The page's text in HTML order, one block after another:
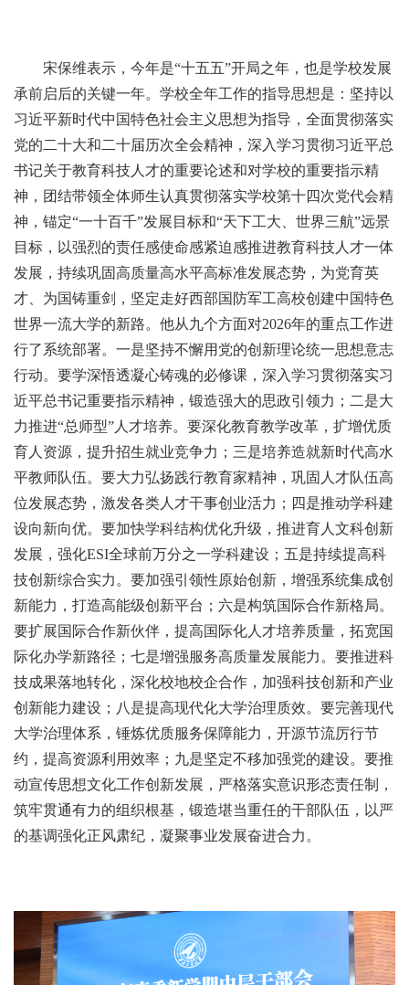
宋保维表示，今年是“十五五”开局之年，也是学校发展
承前启后的关键一年。学校全年工作的指导思想是：坚持以
习近平新时代中国特色社会主义思想为指导，全面贯彻落实
党的二十大和二十届历次全会精神，深入学习贯彻习近平总
书记关于教育科技人才的重要论述和对学校的重要指示精
神，团结带领全体师生认真贯彻落实学校第十四次党代会精
神，锚定“一十百千”发展目标和“天下工大、世界三航”远景
目标，以强烈的责任感使命感紧迫感推进教育科技人才一体
发展，持续巩固高质量高水平高标准发展态势，为党育英
才、为国铸重剑，坚定走好西部国防军工高校创建中国特色
世界一流大学的新路。他从九个方面对2026年的重点工作进
行了系统部署。一是坚持不懈用党的创新理论统一思想意志
行动。要学深悟透凝心铸魂的必修课，深入学习贯彻落实习
近平总书记重要指示精神，锻造强大的思政引领力；二是大
力推进“总师型”人才培养。要深化教育教学改革，扩增优质
育人资源，提升招生就业竞争力；三是培养造就新时代高水
平教师队伍。要大力弘扬践行教育家精神，巩固人才队伍高
位发展态势，激发各类人才干事创业活力；四是推动学科建
设向新向优。要加快学科结构优化升级，推进育人文科创新
发展，强化ESI全球前万分之一学科建设；五是持续提高科
技创新综合实力。要加强引领性原始创新，增强系统集成创
新能力，打造高能级创新平台；六是构筑国际合作新格局。
要扩展国际合作新伙伴，提高国际化人才培养质量，拓宽国
际化办学新路径；七是增强服务高质量发展能力。要推进科
技成果落地转化，深化校地校企合作，加强科技创新和产业
创新能力建设；八是提高现代化大学治理质效。要完善现代
大学治理体系，锤炼优质服务保障能力，开源节流厉行节
约，提高资源利用效率；九是坚定不移加强党的建设。要推
动宣传思想文化工作创新发展，严格落实意识形态责任制，
筑牢贯通有力的组织根基，锻造堪当重任的干部队伍，以严
的基调强化正风肃纪，凝聚事业发展奋进合力。